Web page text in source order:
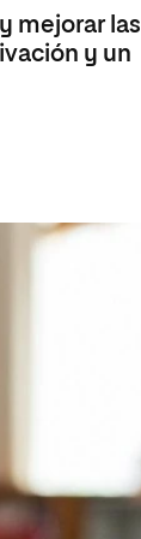
mejorar las
y un